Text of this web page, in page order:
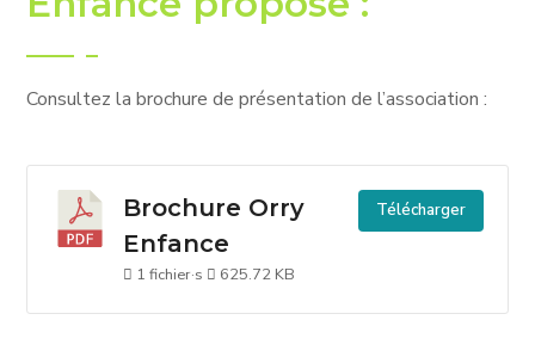
Consultez la brochure de présentation de l’association :
Brochure Orry
Enfance
1 fichier·s 625.72 KB
Télécharger